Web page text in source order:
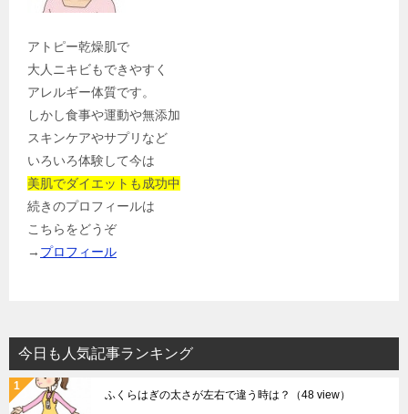
アトピー乾燥肌で
大人ニキビもできやすく
アレルギー体質です。
しかし食事や運動や無添加
スキンケアやサプリなど
いろいろ体験して今は
美肌でダイエットも成功中
続きのプロフィールは
こちらをどうぞ
→ プロフィール
今日も人気記事ランキング
ふくらはぎの太さが左右で違う時は？ （48 view）